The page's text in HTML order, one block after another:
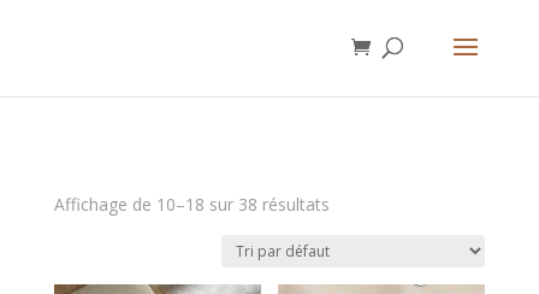
Affichage de 10–18 sur 38 résultats